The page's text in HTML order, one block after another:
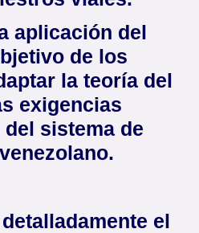
aplicación del
de los
la teoría del
exigencias
sistema de
el